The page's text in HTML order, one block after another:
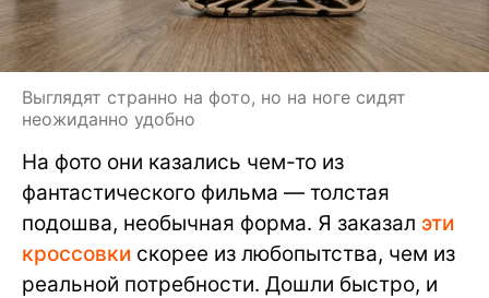
Выглядят странно на фото, но на ноге сидят
неожиданно удобно
На фото они казались чем-то из
фантастического фильма — толстая
подошва, необычная форма. Я заказал эти
кроссовки скорее из любопытства, чем из
реальной потребности. Дошли быстро, и